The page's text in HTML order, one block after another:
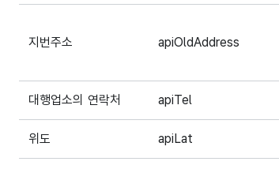
지번주소 apiOldAddress
대행업소의 연락처 apiTel
위도 apiLat